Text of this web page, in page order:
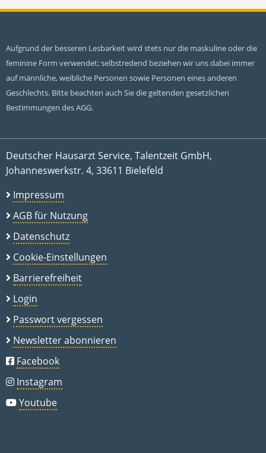
Aufgrund der besseren Lesbarkeit wird stets nur die maskuline oder die
feminine Form verwendet; selbstredend beziehen wir uns dabei immer
auf männliche, weibliche Personen sowie Personen eines anderen
Geschlechts. Bitte beachten auch Sie die geltenden gesetzlichen
Bestimmungen des AGG.
Deutscher Hausarzt Service, Talentzeit GmbH,
Johanneswerkstr. 4, 33611 Bielefeld
Impressum
AGB für Nutzung
Datenschutz
Cookie-Einstellungen
Barrierefreiheit
Login
Passwort vergessen
Newsletter abonnieren
Facebook
Instagram
Youtube